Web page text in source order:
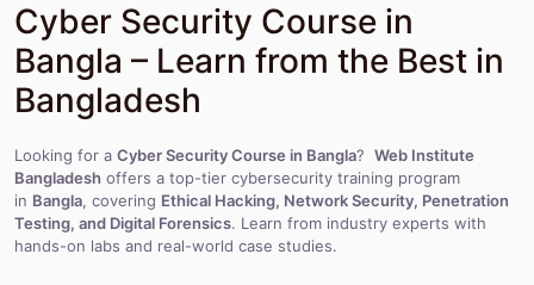
Cyber Security Course in
Bangla – Learn from the Best in
Bangladesh
Looking for a Cyber Security Course in Bangla? Web Institute
Bangladesh offers a top-tier cybersecurity training program
in Bangla, covering Ethical Hacking, Network Security, Penetration
Testing, and Digital Forensics. Learn from industry experts with
hands-on labs and real-world case studies.